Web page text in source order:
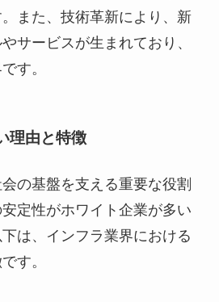
また、技術革新により、新
サービスが生まれており、
す。
理由と特徴
の基盤を支える重要な役割
定性がホワイト企業が多い
は、インフラ業界における
す。